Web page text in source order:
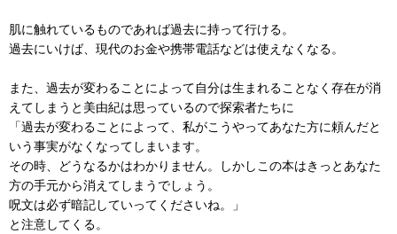
肌に触れているものであれば過去に持って行ける。
過去にいけば、現代のお金や携帯電話などは使えなくなる。
また、過去が変わることによって自分は生まれることなく存在が消
えてしまうと美由紀は思っているので探索者たちに
「過去が変わることによって、私がこうやってあなた方に頼んだと
いう事実がなくなってしまいます。
その時、どうなるかはわかりません。しかしこの本はきっとあなた
方の手元から消えてしまうでしょう。
呪文は必ず暗記していってくださいね。」
と注意してくる。